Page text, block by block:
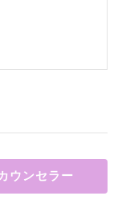
ウンセラー